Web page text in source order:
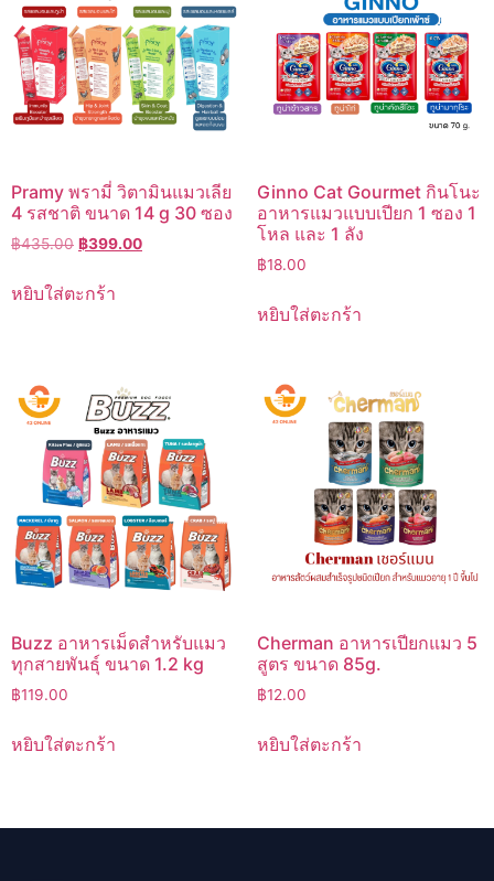
Pramy พรามี่ วิตามินแมวเลีย
4 รสชาติ ขนาด 14 g 30 ซอง
฿435.00 Original
was:
฿399.00Current
หยิบใส่ตะกร้า
Ginno Cat Gourmet กินโนะ
อาหารแมวแบบเปียก 1 ซอง 1
โหล และ 1 ลัง
฿18.00
หยิบใส่ตะกร้า
Buzz อาหารเม็ดสำหรับแมว
ทุกสายพันธุ์ ขนาด 1.2 kg
฿119.00
หยิบใส่ตะกร้า
Cherman อาหารเปียกแมว 5
สูตร ขนาด 85g.
฿12.00
หยิบใส่ตะกร้า